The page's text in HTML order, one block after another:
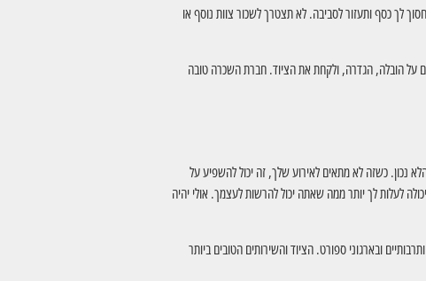
לך כסף ותעזור לסביבה. לא תצטרך לשכור צוות נוסף או
על הובלה, הגדרה, ולקחת את הציוד. חברת השכרה טובה
נכון. כשזה לא מתאים לאירוע שלך, זה יכול להשפיע על
לעלות לך יותר ממה שאתה יכול להרשות לעצמך. אולי יהיה
ובארגוני ספורט. הציוד והשירותים הטובים ביותר